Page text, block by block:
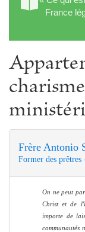
France
Frère Antonio
Former des prêtres
On ne peut
Christ et de
importe de
communautés